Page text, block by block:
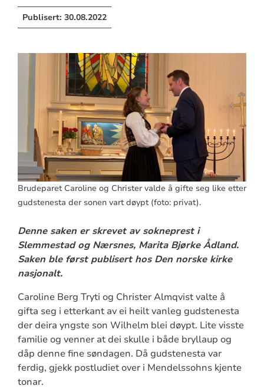
Publisert: 30.08.2022
Brudeparet Caroline og Christer valde å gifte seg like etter
gudstenesta der sonen vart døypt (foto: privat).
Denne saken er skrevet av sokneprest i
Slemmestad og Nærsnes, Marita Bjørke Ådland.
Saken ble først publisert hos Den norske kirke
nasjonalt.
Caroline Berg Tryti og Christer Almqvist valte å
gifta seg i etterkant av ei heilt vanleg gudstenesta
der deira yngste son Wilhelm blei døypt. Lite visste
familie og venner at dei skulle i både bryllaup og
dåp denne fine søndagen. Då gudstenesta var
ferdig, gjekk postludiet over i Mendelssohns kjente
tonar.